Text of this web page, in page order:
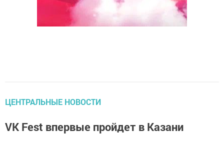
ЦЕНТРАЛЬНЫЕ НОВОСТИ
VK Fest впервые пройдет в Казани